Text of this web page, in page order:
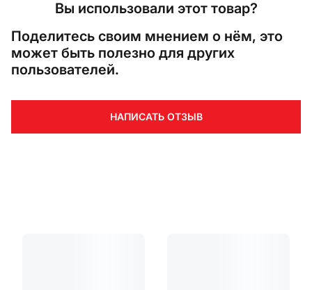
Вы использовали этот товар?
Поделитесь своим мнением о нём, это
может быть полезно для других
пользователей.
НАПИСАТЬ ОТЗЫВ